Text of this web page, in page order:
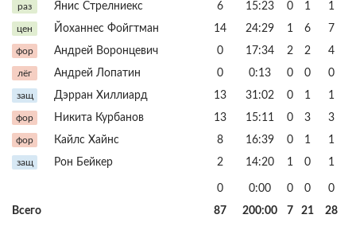
раз Янис Стрелниекс 6 15:23 0 1 1
цен Йоханнес Фойгтман 14 24:29 1 6 7
фор Андрей Воронцевич 0 17:34 2 2 4
лёг Андрей Лопатин 0 0:13 0 0 0
защ Дэрран Хиллиард 13 31:02 0 1 1
фор Никита Курбанов 13 15:11 0 3 3
фор Кайлс Хайнс 8 16:39 0 1 1
защ Рон Бейкер 2 14:20 1 0 1
0 0:00 0 0
0
Всего
87 200:00 7 21 28